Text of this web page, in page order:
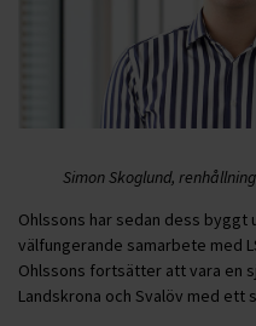
Simon Skoglund,
Ohlssons har sedan dess
välfungerande samarbete med
Ohlssons fortsätter att vara en
Landskrona och Svalöv med ett